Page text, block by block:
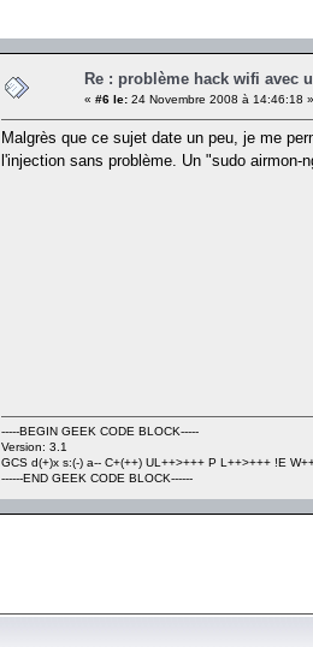
Re : problème hack wifi avec
« #6 le: 24 Novembre 2008 à 14:46:18 »
Malgrès que ce sujet date un peu, je me
l'injection sans problème. Un "sudo
-----BEGIN GEEK CODE BLOCK-----
Version: 3.1
GCS d(+)x s:(-) a-- C+(++) UL++>+++ P L++>+++ !E
------END GEEK CODE BLOCK------